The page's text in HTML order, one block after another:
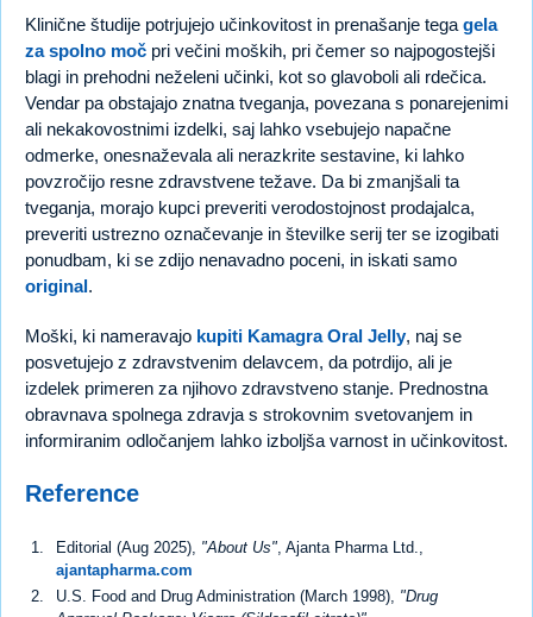
Klinične študije potrjujejo učinkovitost in prenašanje tega gela
za spolno moč pri večini moških, pri čemer so najpogostejši
blagi in prehodni neželeni učinki, kot so glavoboli ali rdečica.
Vendar pa obstajajo znatna tveganja, povezana s ponarejenimi
ali nekakovostnimi izdelki, saj lahko vsebujejo napačne
odmerke, onesnaževala ali nerazkrite sestavine, ki lahko
povzročijo resne zdravstvene težave. Da bi zmanjšali ta
tveganja, morajo kupci preveriti verodostojnost prodajalca,
preveriti ustrezno označevanje in številke serij ter se izogibati
ponudbam, ki se zdijo nenavadno poceni, in iskati samo
original.
Moški, ki nameravajo kupiti Kamagra Oral Jelly, naj se
posvetujejo z zdravstvenim delavcem, da potrdijo, ali je
izdelek primeren za njihovo zdravstveno stanje. Prednostna
obravnava spolnega zdravja s strokovnim svetovanjem in
informiranim odločanjem lahko izboljša varnost in učinkovitost.
Reference
Editorial (Aug 2025), "About Us" , Ajanta Pharma Ltd.,
ajantapharma.com
U.S. Food and Drug Administration (March 1998), "Drug